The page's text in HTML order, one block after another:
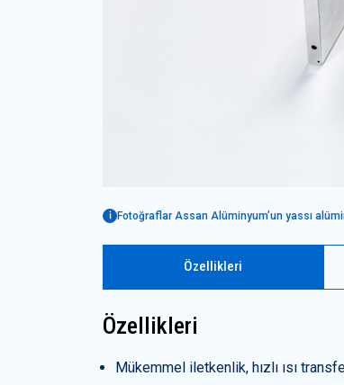
Fotoğraflar Assan Alüminyum’un yassı
Özellikleri
Özellikleri
Mükemmel iletkenlik, hızlı ısı